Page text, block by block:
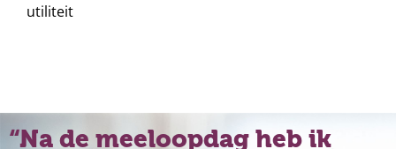
utiliteit
Na de meeloopdag heb ik